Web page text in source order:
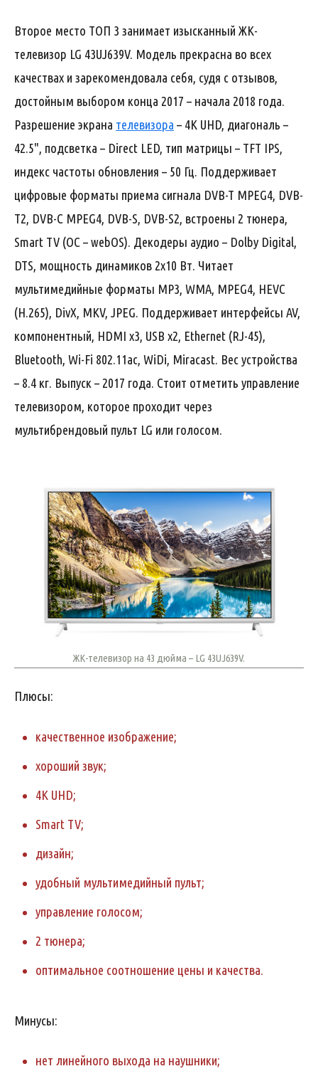
Второе место ТОП 3 занимает изысканный ЖК-
телевизор LG 43UJ639V. Модель прекрасна во всех
качествах и зарекомендовала себя, судя с отзывов,
достойным выбором конца 2017 – начала 2018 года.
Разрешение экрана телевизора – 4K UHD, диагональ –
42.5", подсветка – Direct LED, тип матрицы – TFT IPS,
индекс частоты обновления – 50 Гц. Поддерживает
цифровые форматы приема сигнала DVB-T MPEG4, DVB-
T2, DVB-C MPEG4, DVB-S, DVB-S2, встроены 2 тюнера,
Smart TV (ОС – webOS). Декодеры аудио – Dolby Digital,
DTS, мощность динамиков 2х10 Вт. Читает
мультимедийные форматы MP3, WMA, MPEG4, HEVC
(H.265), DivX, MKV, JPEG. Поддерживает интерфейсы AV,
компонентный, HDMI x3, USB x2, Ethernet (RJ-45),
Bluetooth, Wi-Fi 802.11ac, WiDi, Miracast. Вес устройства
– 8.4 кг. Выпуск – 2017 года. Стоит отметить управление
телевизором, которое проходит через
мультибрендовый пульт LG или голосом.
ЖК-телевизор на 43 дюйма – LG 43UJ639V.
Плюсы:
качественное изображение;
хороший звук;
4K UHD;
Smart TV;
дизайн;
удобный мультимедийный пульт;
управление голосом;
2 тюнера;
оптимальное соотношение цены и качества.
Минусы:
нет линейного выхода на наушники;